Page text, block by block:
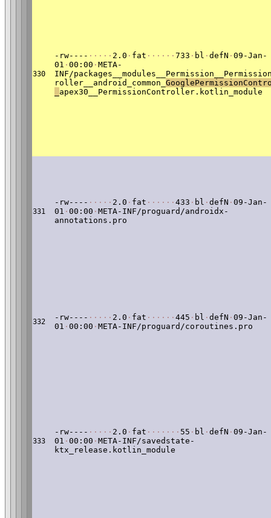
330
-rw---- · · · · · 2.0 · fat · · · · · · 733 · bl · defN · 09-Jan-
01 · 00:00 · META-
INF/
roller__android_common_
apex30__PermissionController.kotlin_module
331
-rw---- · · · · · 2.0 · fat · · · · · · 433 · bl · defN · 09-Jan-
01 · 00:00 · META-INF/proguard/androidx-
annotations.pro
332 -rw---- · · · · · 2.0 · fat · · · · · · 445 · bl · defN · 09-Jan-
01 · 00:00 · META-INF/proguard/coroutines.pro
333
-rw---- · · · · · 2.0 · fat · · · · · · · 55 · bl · defN · 09-Jan-
01 · 00:00 · META-INF/savedstate-
ktx_release.kotlin_module